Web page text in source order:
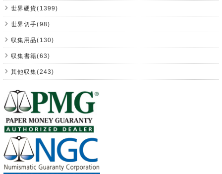
世界硬貨(1399)
世界切手(98)
収集用品(130)
収集書籍(63)
其他収集(243)